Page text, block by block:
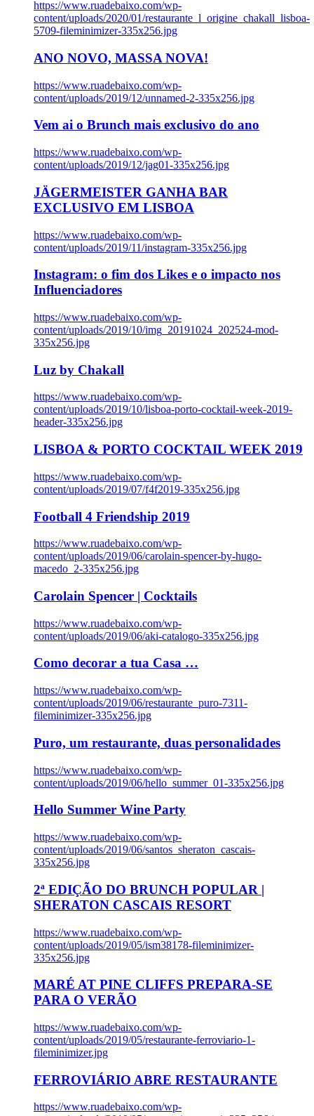
https://www.ruadebaixo.com/wp-
content/uploads/2020/01/restaurante_l_origine_chakall_lisboa-
5709-fileminimizer-335x256.jpg
ANO NOVO, MASSA NOVA!
https://www.ruadebaixo.com/wp-
content/uploads/2019/12/unnamed-2-335x256.jpg
Vem ai o Brunch mais exclusivo do ano
https://www.ruadebaixo.com/wp-
content/uploads/2019/12/jag01-335x256.jpg
JÄGERMEISTER GANHA BAR
EXCLUSIVO EM LISBOA
https://www.ruadebaixo.com/wp-
content/uploads/2019/11/instagram-335x256.jpg
Instagram: o fim dos Likes e o impacto nos
Influenciadores
https://www.ruadebaixo.com/wp-
content/uploads/2019/10/img_20191024_202524-mod-
335x256.jpg
Luz by Chakall
https://www.ruadebaixo.com/wp-
content/uploads/2019/10/lisboa-porto-cocktail-week-2019-
header-335x256.jpg
LISBOA & PORTO COCKTAIL WEEK 2019
https://www.ruadebaixo.com/wp-
content/uploads/2019/07/f4f2019-335x256.jpg
Football 4 Friendship 2019
https://www.ruadebaixo.com/wp-
content/uploads/2019/06/carolain-spencer-by-hugo-
macedo_2-335x256.jpg
Carolain Spencer | Cocktails
https://www.ruadebaixo.com/wp-
content/uploads/2019/06/aki-catalogo-335x256.jpg
Como decorar a tua Casa …
https://www.ruadebaixo.com/wp-
content/uploads/2019/06/restaurante_puro-7311-
fileminimizer-335x256.jpg
Puro, um restaurante, duas personalidades
https://www.ruadebaixo.com/wp-
content/uploads/2019/06/hello_summer_01-335x256.jpg
Hello Summer Wine Party
https://www.ruadebaixo.com/wp-
content/uploads/2019/06/santos_sheraton_cascais-
335x256.jpg
2ª EDIÇÃO DO BRUNCH POPULAR |
SHERATON CASCAIS RESORT
https://www.ruadebaixo.com/wp-
content/uploads/2019/05/ism38178-fileminimizer-
335x256.jpg
MARÉ AT PINE CLIFFS PREPARA-SE
PARA O VERÃO
https://www.ruadebaixo.com/wp-
content/uploads/2019/05/restaurante-ferroviario-1-
fileminimizer.jpg
FERROVIÁRIO ABRE RESTAURANTE
https://www.ruadebaixo.com/wp-